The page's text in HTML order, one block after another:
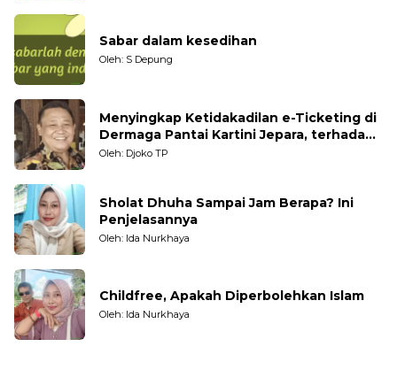
Sabar dalam kesedihan
Oleh: S Depung
Menyingkap Ketidakadilan e-Ticketing di
Dermaga Pantai Kartini Jepara, terhadap
Nelayan Tradisional
Oleh: Djoko TP
Sholat Dhuha Sampai Jam Berapa? Ini
Penjelasannya
Oleh: Ida Nurkhaya
Childfree, Apakah Diperbolehkan Islam
Oleh: Ida Nurkhaya